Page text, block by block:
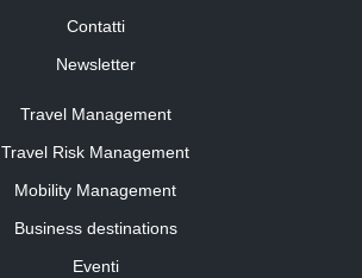
Contatti
Newsletter
Travel Management
Travel Risk Management
Mobility Management
Business destinations
Eventi